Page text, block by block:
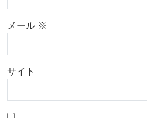
メール ※
サイト